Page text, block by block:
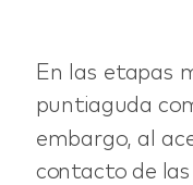
En las etapas
puntiaguda
embargo, al
contacto de